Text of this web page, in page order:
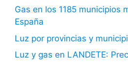
Gas en los 1185 municipios
España
Luz por provincias y
Luz y gas en LANDETE: